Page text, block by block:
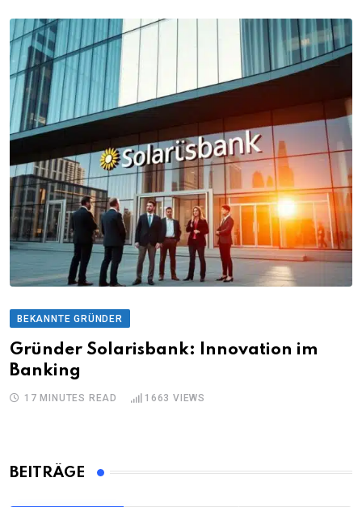
BEKANNTE GRÜNDER
Gründer Solarisbank: Innovation im
Banking
17 MINUTES READ 1663 VIEWS
BEITRÄGE